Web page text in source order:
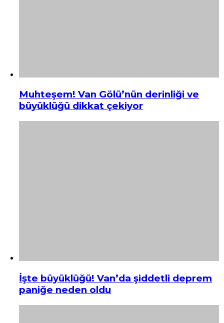
Muhteşem! Van Gölü’nün derinliği ve
büyüklüğü dikkat çekiyor
İşte büyüklüğü! Van’da şiddetli deprem
paniğe neden oldu